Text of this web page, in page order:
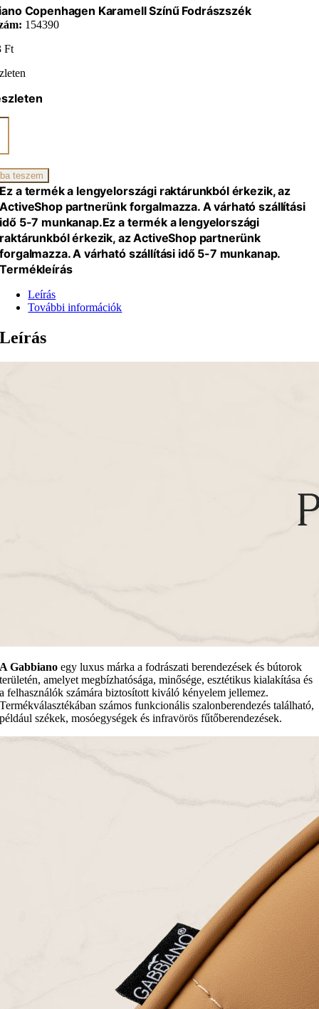
Copenhagen Karamell Színű Fodrászszék
154390
Ft
teszem
Ez a termék a lengyelországi raktárunkból érkezik, az
ActiveShop partnerünk forgalmazza. A várható szállítási
idő 5-7 munkanap.Ez a termék a lengyelországi
raktárunkból érkezik, az ActiveShop partnerünk
forgalmazza. A várható szállítási idő 5-7 munkanap.
Termékleírás
Leírás
További információk
Leírás
A Gabbiano egy luxus márka a fodrászati berendezések és bútorok
területén, amelyet megbízhatósága, minősége, esztétikus kialakítása és
a felhasználók számára biztosított kiváló kényelem jellemez.
Termékválasztékában számos funkcionális szalonberendezés található,
például székek, mosóegységek és infravörös fűtőberendezések.